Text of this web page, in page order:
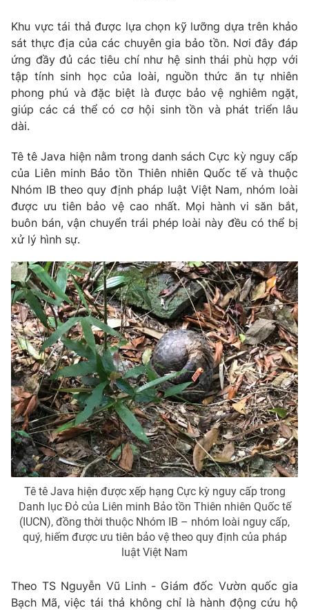
THỜI BÁO VTV
Theo dõi báo trên
Cơ quan chủ quản:Đài Truyền hình Việt Nam
Cơ quan báo chí:
Thời báo VTV
Giấy phép hoạt động báo in và báo điện tử số 483/GP-BTTTT
cấp ngày 29/12/2023
Tổng Biên tập:
Nguyễn Trọng Ninh
Tổng đài VTV:024.38 355 931 - 024.38 355 932
Ðiện thoại Thời báo VTV:024.66 897 897
Email:toasoan@vtv.vn
Liên hệ quảng cáo:024-7300.7108
® Cấm sao chép dưới mọi hình thức nếu không có sự chấp
thuận bằng văn bản. Ghi rõ nguồn VTV.vn khi phát hành lại
Khu vực tái thả được lựa chọn kỹ lưỡng dựa trên khảo
sát thực địa của các chuyên gia bảo tồn. Nơi đây đáp
ứng đầy đủ các tiêu chí như hệ sinh thái phù hợp với
tập tính sinh học của loài, nguồn thức ăn tự nhiên
phong phú và đặc biệt là được bảo vệ nghiêm ngặt,
giúp các cá thể có cơ hội sinh tồn và phát triển lâu
dài.
Tê tê Java hiện nằm trong danh sách Cực kỳ nguy cấp
của Liên minh Bảo tồn Thiên nhiên Quốc tế và thuộc
Nhóm IB theo quy định pháp luật Việt Nam, nhóm loài
được ưu tiên bảo vệ cao nhất. Mọi hành vi săn bắt,
buôn bán, vận chuyển trái phép loài này đều có thể bị
xử lý hình sự.
Tê tê Java hiện được xếp hạng Cực kỳ nguy cấp trong
Danh lục Đỏ của Liên minh Bảo tồn Thiên nhiên Quốc tế
(IUCN), đồng thời thuộc Nhóm IB – nhóm loài nguy cấp,
quý, hiếm được ưu tiên bảo vệ theo quy định của pháp
luật Việt Nam
Theo TS Nguyễn Vũ Linh - Giám đốc Vườn quốc gia
Bạch Mã, việc tái thả không chỉ là hành động cứu hộ